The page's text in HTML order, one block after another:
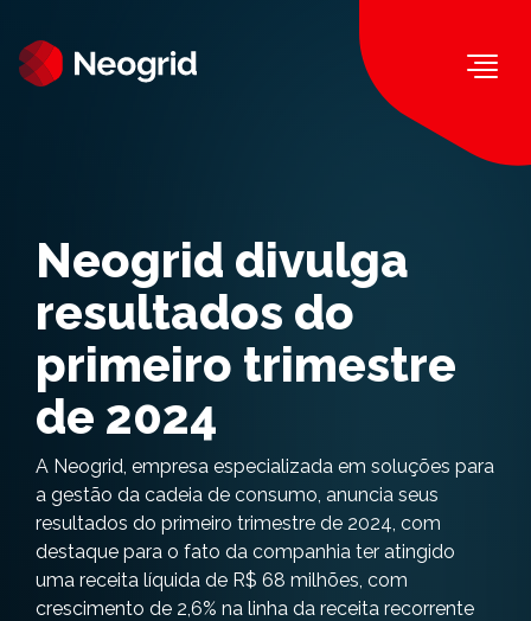
Neogrid divulga
resultados do
primeiro trimestre
de 2024
A Neogrid, empresa especializada em soluções para
a gestão da cadeia de consumo, anuncia seus
resultados do primeiro trimestre de 2024, com
destaque para o fato da companhia ter atingido
uma receita líquida de R$ 68 milhões, com
crescimento de 2,6% na linha da receita recorrente